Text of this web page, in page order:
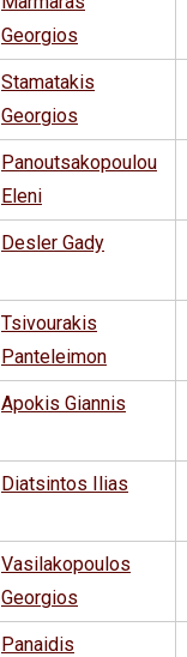
Georgios
Stamatakis
Georgios
Panoutsakopoulou
Eleni
Desler Gady
Tsivourakis
Panteleimon
Apokis Giannis
Diatsintos Ilias
Vasilakopoulos
Georgios
Panaidis